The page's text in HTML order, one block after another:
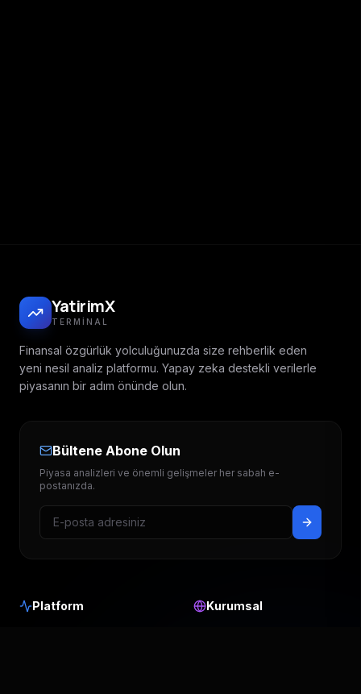
YatirimX
TERMINAL
Finansal özgürlük yolculuğunuzda size rehberlik eden
yeni nesil analiz platformu. Yapay zeka destekli verilerle
piyasanın bir adım önünde olun.
Bültene Abone Olun
Piyasa analizleri ve önemli gelişmeler her sabah e-
postanızda.
Platform Kurumsal